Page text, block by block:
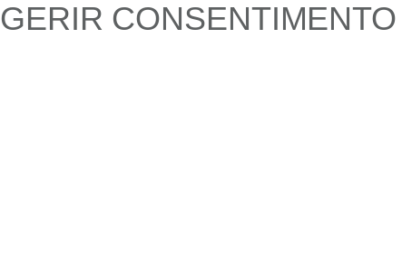
GERIR CONSENTIMENTO